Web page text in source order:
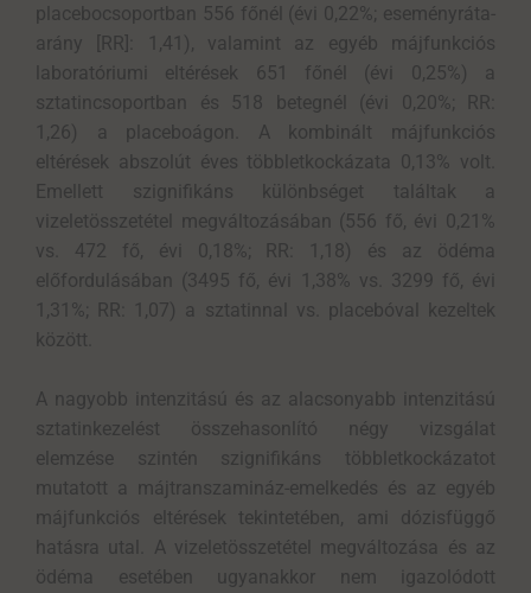
placebocsoportban 556 főnél (évi 0,22%; eseményráta-
arány [RR]: 1,41), valamint az egyéb májfunkciós
laboratóriumi eltérések 651 főnél (évi 0,25%) a
sztatincsoportban és 518 betegnél (évi 0,20%; RR:
1,26) a placeboágon. A kombinált májfunkciós
eltérések abszolút éves többletkockázata 0,13% volt.
Emellett szignifikáns különbséget találtak a
vizeletösszetétel megváltozásában (556 fő, évi 0,21%
vs. 472 fő, évi 0,18%; RR: 1,18) és az ödéma
előfordulásában (3495 fő, évi 1,38% vs. 3299 fő, évi
1,31%; RR: 1,07) a sztatinnal vs. placebóval kezeltek
között.
A nagyobb intenzitású és az alacsonyabb intenzitású
sztatinkezelést összehasonlító négy vizsgálat
elemzése szintén szignifikáns többletkockázatot
mutatott a májtranszamináz-emelkedés és az egyéb
májfunkciós eltérések tekintetében, ami dózisfüggő
hatásra utal. A vizeletösszetétel megváltozása és az
ödéma esetében ugyanakkor nem igazolódott